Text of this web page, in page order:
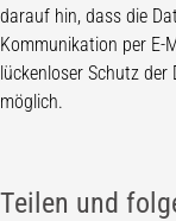
darauf hin, dass die
Kommunikation per E-
lückenloser Schutz
möglich.
Teilen und